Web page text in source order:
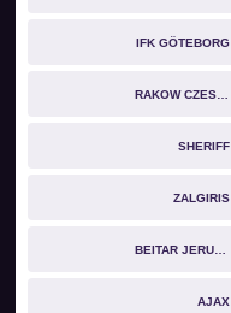
IFK GÖTEBORG
RAKOW CZESTOCHOWA
SHERIFF
ZALGIRIS
BEITAR JERUSALEM
AJAX